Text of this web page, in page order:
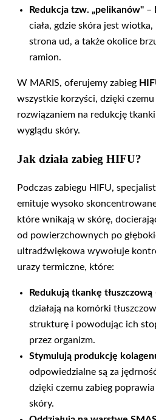
Redukcja tzw. „pelikanów" –
ciała, gdzie skóra jest
strona ud, a także okolice
ramion.
W MARIS, oferujemy zabieg
wszystkie korzyści, dzięki
rozwiązaniem na redukcję
wyglądu skóry.
Jak działa zabieg HIFU?
Podczas zabiegu HIFU,
emituje wysoko
które wnikają w skórę,
od powierzchownych po
ultradźwiękowa wywołuje
urazy termiczne, które:
Redukują tkankę tłuszczową
działają na komórki
strukturę i powodując ich
przez organizm.
Stymulują produkcję
odpowiedzialne są za
dzięki czemu zabieg
skóry.